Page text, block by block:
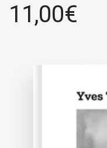
11,00€